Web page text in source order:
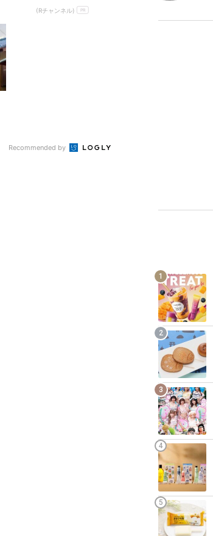
なら登録不要！
(Rチャンネル) PR
Recommended by